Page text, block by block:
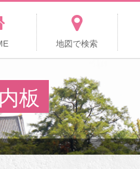
地図で検索
板